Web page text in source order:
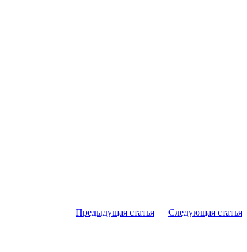
Предыдущая статья
Следующая статья